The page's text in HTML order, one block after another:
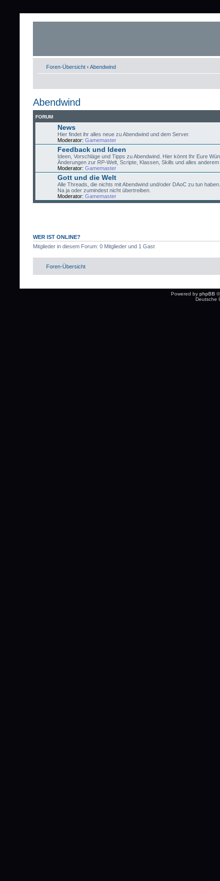
Foren-Übersicht ‹ Abendwind
Abendwind
FORUM
News
Hier findet ihr alles neue zu Abendwind und dem Server.
Moderator: Gamemaster
Feedback und Ideen
Ideen, Vorschläge und Tipps zu Abendwind. Hier könnt Ihr Eure
Änderungen zur RP-Welt, Scripte, Klassen, Skills und alles
Moderator: Gamemaster
Gott und die Welt
Alle Threads, die nichts mit Abendwind und/oder DAoC zu tun
Na ja oder zumindest nicht übertreiben.
Moderator: Gamemaster
WER IST ONLINE?
Mitglieder in diesem Forum: 0 Mitglieder und 1 Gast
Foren-Übersicht
Powered by phpBB
Deutsche